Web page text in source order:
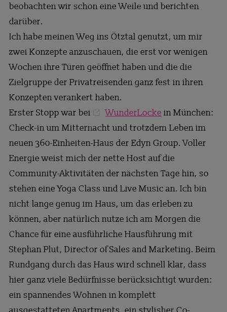
beobachten wir schon eine Weile und berichten
darüber.
Ich habe meinen Weg ins Ötztal genutzt, um mir
zwei Konzepte anzuschauen, die erst vor wenigen
Wochen ihre Türen geöffnet haben und die die
Zielgruppe der Privatreisenden ganz fest in ihren
Konzepten verankert haben.
Erster Stopp war bei
WunderLocke in München:
Check-in um Mitternacht und trotzdem Leben im
neuen 360-Einheiten-Haus der Edyn Group. Voller
Energie weist mich der nette Host auf die
Community-Aktivitäten der nächsten Tage hin, so
stehen eine Yoga Class und Live Music an. Ich bin
nicht lange genug im Haus, um das erleben zu
können, aber natürlich nutze ich am Morgen die
Chance für eine ausführliche Hausführung mit
Stephan Plut, Director of Sales and Marketing. Beim
Rundgang durch das Haus wird schnell klar, dass
hier ganz viele Bedürfnisse berücksichtigt wurden:
ein spannendes Wohnen in komplett